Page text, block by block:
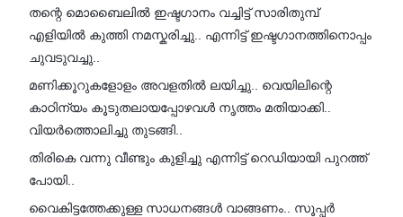
തന്റെ മൊബൈലിൽ ഇഷ്ടഗാനം വച്ചിട്ട് സാരിതുമ്പ്
എളിയിൽ കുത്തി നമസ്കരിച്ചു.. എന്നിട്ട് ഇഷ്ടഗാനത്തിനൊപ്പം
ചുവടുവച്ചു..
മണിക്കൂറുകളോളം അവളതിൽ ലയിച്ചു.. വെയിലിന്റെ
കാഠിന്യം കൂടുതലായപ്പോഴവൾ നൃത്തം മതിയാക്കി..
വിയർത്തൊലിച്ചു തുടങ്ങി..
തിരികെ വന്നു വീണ്ടും കുളിച്ചു എന്നിട്ട് റെഡിയായി പുറത്ത്
പോയി..
വൈകിട്ടത്തേക്കുള്ള സാധനങ്ങൾ വാങ്ങണം.. സൂപ്പർ